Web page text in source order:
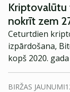
Kriptovalūtu
nokrīt zem
Ceturtdien
izpārdošana,
kopš 2020.
tirgum
kapitalizācijas.
BIRŽAS JAUNUMI